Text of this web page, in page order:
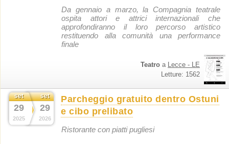
Da gennaio a marzo, la Compagnia teatrale
ospita attori e attrici internazionali che
approfondiranno il loro percorso artistico
restituendo alla comunità una performance
finale
Teatro a Lecce - LE
Letture: 1562
set
29
2025
set
29
2026
Parcheggio gratuito dentro Ostuni
e cibo prelibato
Ristorante con piatti pugliesi